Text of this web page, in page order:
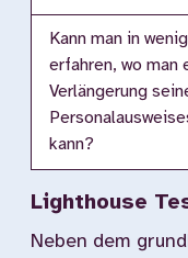
Kann man in
erfahren, wo man
Verlängerung
kann?
Lighthouse
Neben dem